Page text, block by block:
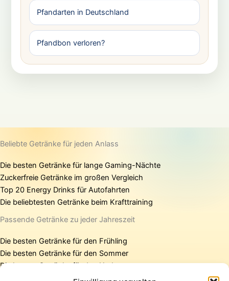
Pfandarten in Deutschland
Pfandbon verloren?
Beliebte Getränke für jeden Anlass
Die besten Getränke für lange Gaming-Nächte
Zuckerfreie Getränke im großen Vergleich
Top 20 Energy Drinks für Autofahrten
Die beliebtesten Getränke beim Krafttraining
Passende Getränke zu jeder Jahreszeit
Die besten Getränke für den Frühling
Die besten Getränke für den Sommer
Die besten Getränke für den Herbst
Die besten Getränke für den Winter